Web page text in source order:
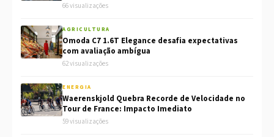
66 visualizações
AGRICULTURA
Omoda C7 1.6T Elegance desafia expectativas
com avaliação ambígua
62 visualizações
ENERGIA
Waerenskjold Quebra Recorde de Velocidade no
Tour de France: Impacto Imediato
59 visualizações